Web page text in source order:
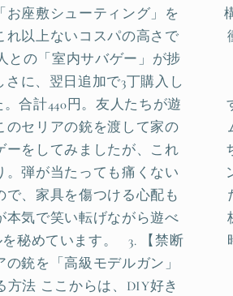
お座敷シューティング」を
れ以上ないコスパの高さで
との「室内サバゲー」が捗
さに、翌日追加で3丁購入し
合計440円。友人たちが遊
のセリアの銃を渡して家の
ーをしてみましたが、これ
。弾が当たっても痛くない
で、家具を傷つける心配も
本気で笑い転げながら遊べ
を秘めています。 3. 【禁断
銃を「高級モデルガン」
方法 ここからは、DIY好き